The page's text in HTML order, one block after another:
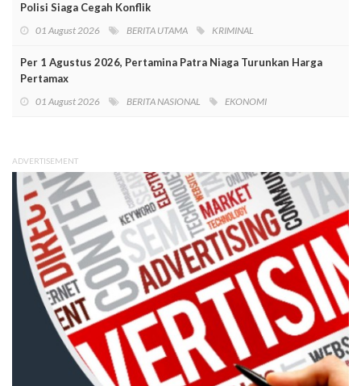
Polisi Siaga Cegah Konflik
01 August 2026 BERITA UTAMA KRIMINAL
Per 1 Agustus 2026, Pertamina Patra Niaga Turunkan Harga
Pertamax
01 August 2026 BERITA NASIONAL EKONOMI
ADVERTISEMENT